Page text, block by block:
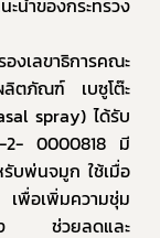
ำของกระทรวง
ลิตภัณฑ์ เบซูโต๊ะ
spray) ได้รับ
2- 0000818 มี
รับพ่นจมูก ใช้เมื่อ
เพื่อเพิ่มความชุ่ม
ห้ง ช่วยลดและ